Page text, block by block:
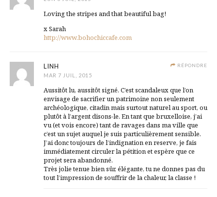
Loving the stripes and that beautiful bag!
x Sarah
http://www.bohochiccafe.com
RÉPONDRE
LINH
MAR 7 JUIL, 2015
Aussitôt lu, aussitôt signé. C’est scandaleux que l’on
envisage de sacrifier un patrimoine non seulement
archéologique, citadin mais surtout naturel au sport, ou
plutôt à l’argent disons-le. En tant que bruxelloise, j’ai
vu (et vois encore) tant de ravages dans ma ville que
c’est un sujet auquel je suis particulièrement sensible.
J’ai donc toujours de l’indignation en reserve, je fais
immédiatement circuler la pétition et espère que ce
projet sera abandonné.
Très jolie tenue bien sûr, élégante, tu ne donnes pas du
tout l’impression de souffrir de la chaleur, la classe !